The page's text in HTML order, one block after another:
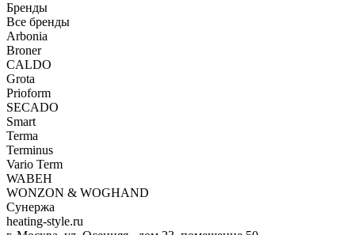
Бренды
Все бренды
Arbonia
Broner
CALDO
Grota
Prioform
SECADO
Smart
Terma
Terminus
Vario Term
WABEH
WONZON & WOGHAND
Сунержа
heating-style.ru